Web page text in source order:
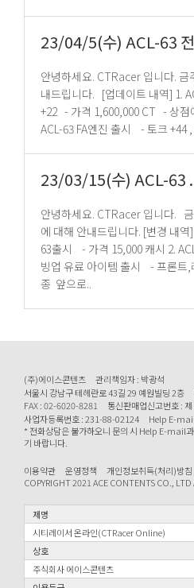
23/04/5(수) ACL-63
안녕하세요. CTRacer 입니다. 금주 업데이트 사항에 대해 안
내드립니다. [업데이트 내역] 1. ACL-63 SH엔진 출시 - 토크
+22 - 가격 1,600,000 CT - 상점에서 구매 할 수 있습니다. 2.
23/03/15(수) ACL-63
안녕하세요. CTRacer 입니다. 금주 정기점검시 변경된내역
에 대해 안내드립니다. [변경 내역] 1. 신규 S클래스 차량 ACL-
63출시 - 가격 15,000 캐시 2. ACL-63 전용 드레스업,드라이
빙업 유료 아이템 출시 - 프론트,리어,사이드,윙 4종 - 휠 1
종 앞으로..
(주)에이스콘텐츠
관리책임자 : 박광석
서울시 강남구 테헤란로 43길 29 예원빌딩 2층
FAX : 02-6020-8281
통신판매업신고번호 :
사업자등록번호 : 231-88-02124
Help E-
* 전화상담은 불가하오니 문의 시 Help E-mail
기 바랍니다.
이용약관 운영정책
개인정보취득(처리)방침
COPYRIGHT 2021 ACE CONTENTS CO., LTD
제명
시티레이서 온라인(CTRacer Online)
상호
주식회사 에이스콘텐츠